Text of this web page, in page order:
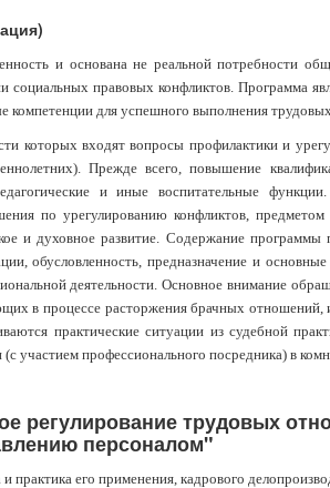
и основана не реальной потребности
социальных правовых конфликтов. Программа
для успешного выполнения
которых входят вопросы профилактики и
Прежде всего, повышение
и иные воспитательные
по урегулированию конфликтов,
и духовное развитие. Содержание
обусловленность, предназначение и
деятельности. Основное внимание
в процессе расторжения брачных
практические ситуации из судебной
профессионального посредника) в
регулирование трудовых
персоналом"
практика его применения, кадрового